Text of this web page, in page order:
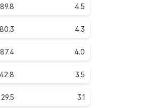
89.8 4.5
80.3 4.3
87.4 4.0
42.8 3.5
29.5 3.1